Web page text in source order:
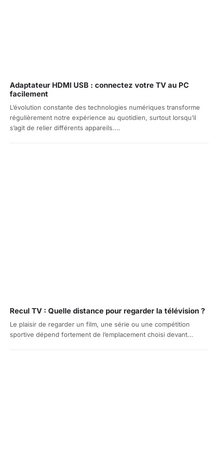
Adaptateur HDMI USB : connectez votre TV au PC
facilement
L’évolution constante des technologies numériques transforme
régulièrement notre expérience au quotidien, surtout lorsqu’il
s’agit de relier différents appareils....
Recul TV : Quelle distance pour regarder la télévision ?
Le plaisir de regarder un film, une série ou une compétition
sportive dépend fortement de l’emplacement choisi devant...